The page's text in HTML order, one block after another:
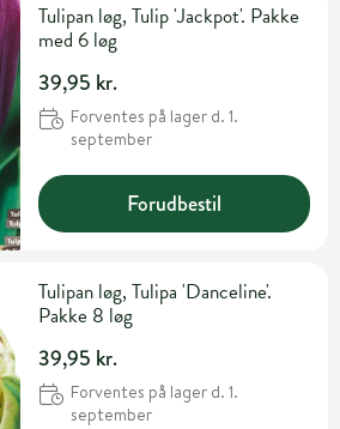
Tulipan løg, Tulip 'Jackpot'. Pakke
med 6 løg
39,95 kr.
Forventes på lager d. 1.
september
Forudbestil
Tulipan løg, Tulipa 'Danceline'.
Pakke 8 løg
39,95 kr.
Forventes på lager d. 1.
september